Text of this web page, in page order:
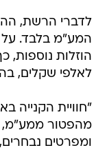
לדברי הרשת,
המע"מ בלבד. על
הוזלות נוספות,
לאלפי שקלים,
"חוויית הקנייה
מהפטור ממע"מ,
ומפרטים